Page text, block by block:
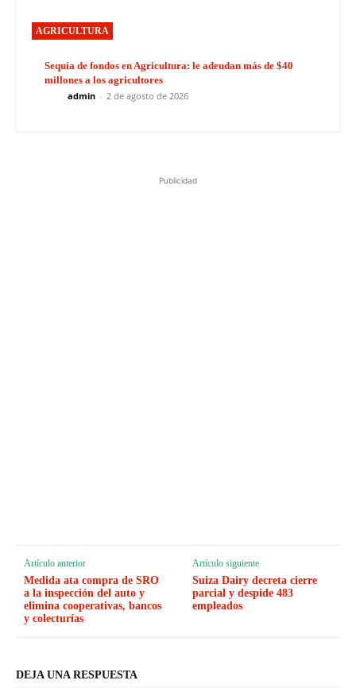
AGRICULTURA
Sequía de fondos en Agricultura: le adeudan más de $40
millones a los agricultores
admin - 2 de agosto de 2026
Publicidad
Artículo anterior
Medida ata compra de SRO
a la inspección del auto y
elimina cooperativas, bancos
y colecturías
Artículo siguiente
Suiza Dairy decreta cierre
parcial y despide 483
empleados
DEJA UNA RESPUESTA